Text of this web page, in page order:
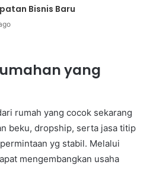
Bisnis Baru
yang
rumah yang cocok sekarang
beku, dropship, serta jasa titip
yg stabil. Melalui
mengembangkan usaha